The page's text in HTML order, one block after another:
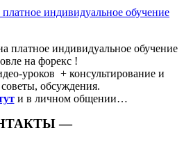
платное индивидуальное обучение
на форекс !
уроков ️ + консультирование и
обсуждения.
и в личном общении…
—